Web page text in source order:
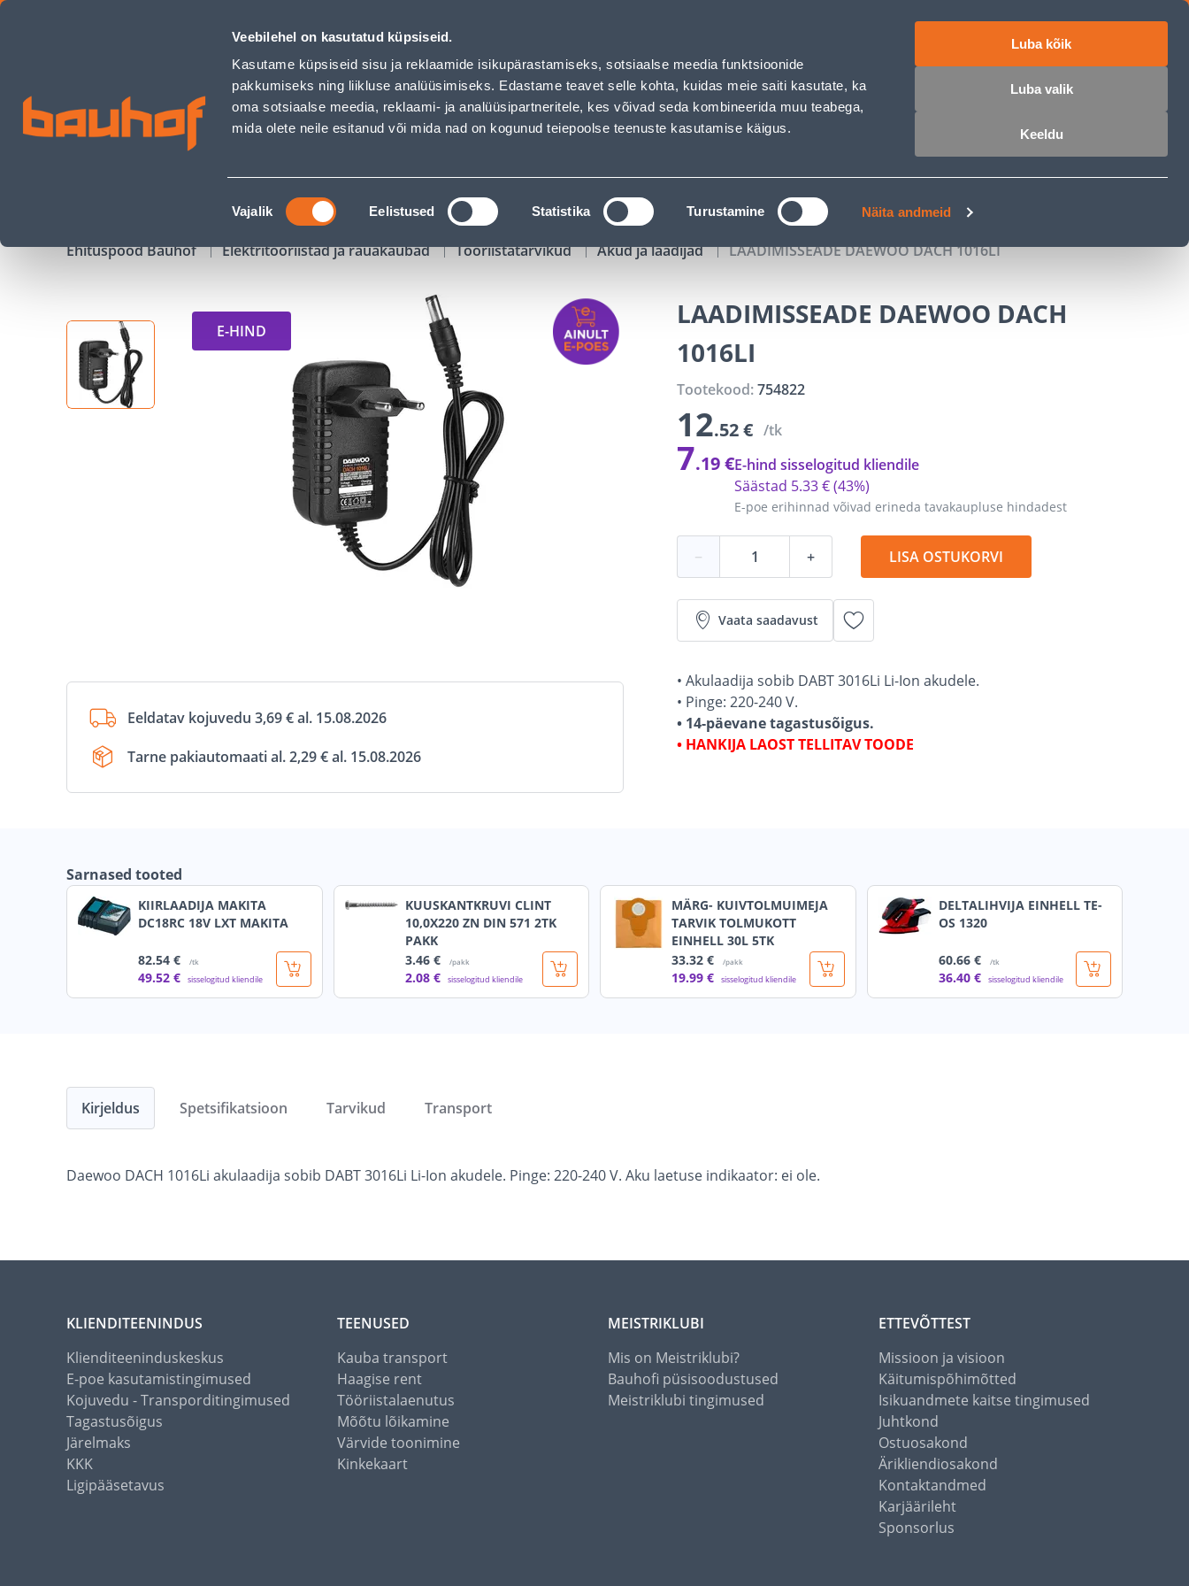
Veebilehel on kasutatud küpsiseid.
Kasutame küpsiseid sisu ja reklaamide isikupärastamiseks, sotsiaalse meedia funktsioonide
pakkumiseks ning liikluse analüüsimiseks. Edastame teavet selle kohta, kuidas meie saiti kasutate, ka
oma sotsiaalse meedia, reklaami- ja analüüsipartneritele, kes võivad seda kombineerida muu teabega,
mida olete neile esitanud või mida nad on kogunud teiepoolse teenuste kasutamise käigus.
Nõusoleku
valik
Vajalik Eelistused Statistika Turustamine Näita andmeid
Luba kõik
Luba valik
Keeldu
LAADIMISSEADE DAEWOO DACH 1016LI - Bauhof has loaded
Äriklienditeenindus Klienditeenindus Teenused Karjäärileht
OTSI Logi sisse
KAMPAANIAD KATALOOGID TÖÖRIISTALAENUTUS JÄRELMAKS
Ehituspood Bauhof Elektritööriistad ja rauakaubad Tööriistatarvikud Akud ja laadijad LAADIMISSEADE DAEWOO DACH 1016LI
E-HIND
Eeldatav kojuvedu 3,69 € al. 15.08.2026
Tarne pakiautomaati al. 2,29 € al. 15.08.2026
LAADIMISSEADE DAEWOO DACH
1016LI
Tootekood:754822
12.52 € /tk
7.19 €
E-poe erihinnad võivad erineda tavakaupluse hindadest
Säästad 5.33 €(43%)
E-hind sisselogitud kliendile
− + LISA OSTUKORVI
Vaata saadavust
• Akulaadija sobib DABT 3016Li Li-Ion akudele.
• Pinge: 220-240 V.
• 14-päevane tagastusõigus.
• HANKIJA LAOST TELLITAV TOODE
Sarnased tooted
KIIRLAADIJA MAKITA
DC18RC 18V LXT MAKITA
82.54 € /tk
49.52 € sisselogitud kliendile
KUUSKANTKRUVI CLINT
10,0X220 ZN DIN 571 2TK
PAKK
3.46 € /pakk
2.08 € sisselogitud kliendile
MÄRG- KUIVTOLMUIMEJA
TARVIK TOLMUKOTT
EINHELL 30L 5TK
33.32 € /pakk
19.99 € sisselogitud kliendile
DELTALIHVIJA EINHELL TE-
OS 1320
60.66 € /tk
36.40 € sisselogitud kliendile
Kirjeldus
Daewoo DACH 1016Li akulaadija sobib DABT 3016Li Li-Ion akudele. Pinge: 220-240 V. Aku laetuse indikaator: ei ole.
Spetsifikatsioon Tarvikud Transport
KLIENDITEENINDUS
Klienditeeninduskeskus
E-poe kasutamistingimused
Kojuvedu - Transporditingimused
Tagastusõigus
Järelmaks
KKK
Ligipääsetavus
TEENUSED
Kauba transport
Haagise rent
Tööriistalaenutus
Mõõtu lõikamine
Värvide toonimine
Kinkekaart
MEISTRIKLUBI
Mis on Meistriklubi?
Bauhofi püsisoodustused
Meistriklubi tingimused
ETTEVÕTTEST
Missioon ja visioon
Käitumispõhimõtted
Isikuandmete kaitse tingimused
Juhtkond
Ostuosakond
Ärikliendiosakond
Kontaktandmed
Karjäärileht
Sponsorlus